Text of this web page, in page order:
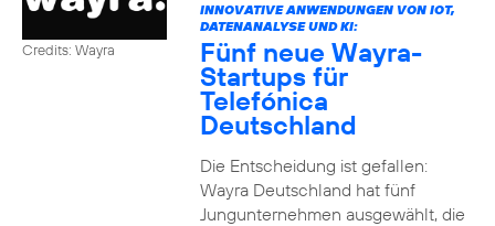
Credits: Wayra
INNOVATIVE ANWENDUNGEN VON IOT,
DATENANALYSE UND KI:
Fünf neue Wayra-
Startups für
Telefónica
Deutschland
Die Entscheidung ist gefallen:
Wayra Deutschland hat fünf
Jungunternehmen ausgewählt, die